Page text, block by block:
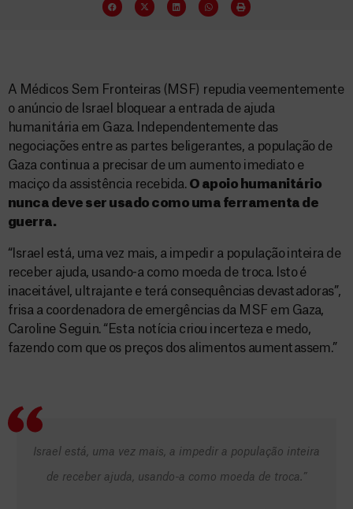
A Médicos Sem Fronteiras (MSF) repudia veementemente
o anúncio de Israel bloquear a entrada de ajuda
humanitária em Gaza. Independentemente das
negociações entre as partes beligerantes, a população de
Gaza continua a precisar de um aumento imediato e
maciço da assistência recebida. O apoio humanitário
nunca deve ser usado como uma ferramenta de
guerra.
“Israel está, uma vez mais, a impedir a população inteira de
receber ajuda, usando-a como moeda de troca. Isto é
inaceitável, ultrajante e terá consequências devastadoras”,
frisa a coordenadora de emergências da MSF em Gaza,
Caroline Seguin. “Esta notícia criou incerteza e medo,
fazendo com que os preços dos alimentos aumentassem.”
Israel está, uma vez mais, a impedir a população inteira
de receber ajuda, usando-a como moeda de troca.”